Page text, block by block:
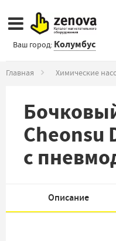
Ваш город: Колумбус
Главная Химические
Cheonsu
с
Описание